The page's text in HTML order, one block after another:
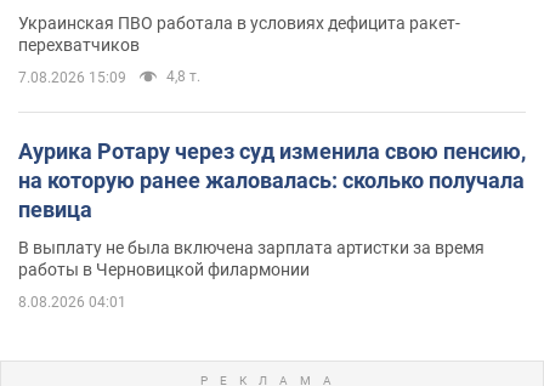
Украинская ПВО работала в условиях дефицита ракет-
перехватчиков
7.08.2026 15:09 4,8 т.
Аурика Ротару через суд изменила свою пенсию,
на которую ранее жаловалась: сколько получала
певица
В выплату не была включена зарплата артистки за время
работы в Черновицкой филармонии
8.08.2026 04:01